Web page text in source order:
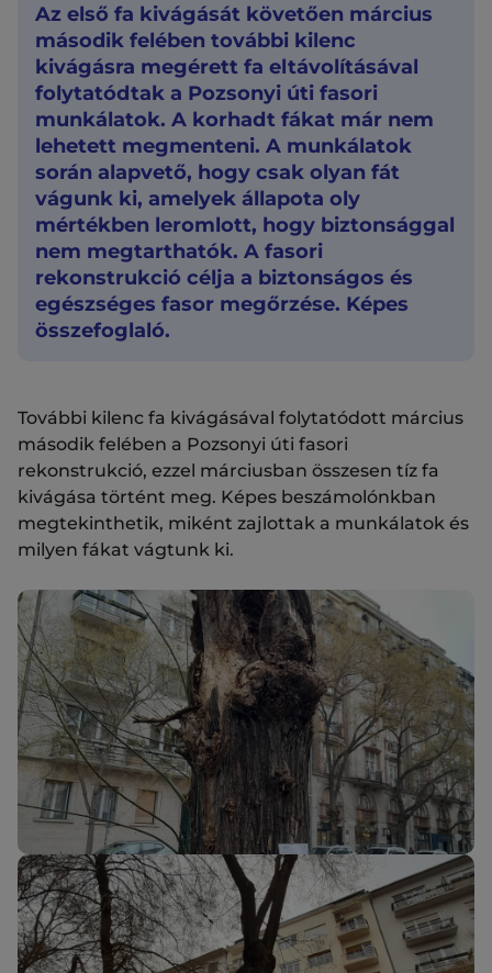
Az első fa kivágását követően március
második felében további kilenc
kivágásra megérett fa eltávolításával
folytatódtak a Pozsonyi úti fasori
munkálatok. A korhadt fákat már nem
lehetett megmenteni. A munkálatok
során alapvető, hogy csak olyan fát
vágunk ki, amelyek állapota oly
mértékben leromlott, hogy biztonsággal
nem megtarthatók. A fasori
rekonstrukció célja a biztonságos és
egészséges fasor megőrzése. Képes
összefoglaló.
További kilenc fa kivágásával folytatódott március
második felében a Pozsonyi úti fasori
rekonstrukció, ezzel márciusban összesen tíz fa
kivágása történt meg. Képes beszámolónkban
megtekinthetik, miként zajlottak a munkálatok és
milyen fákat vágtunk ki.